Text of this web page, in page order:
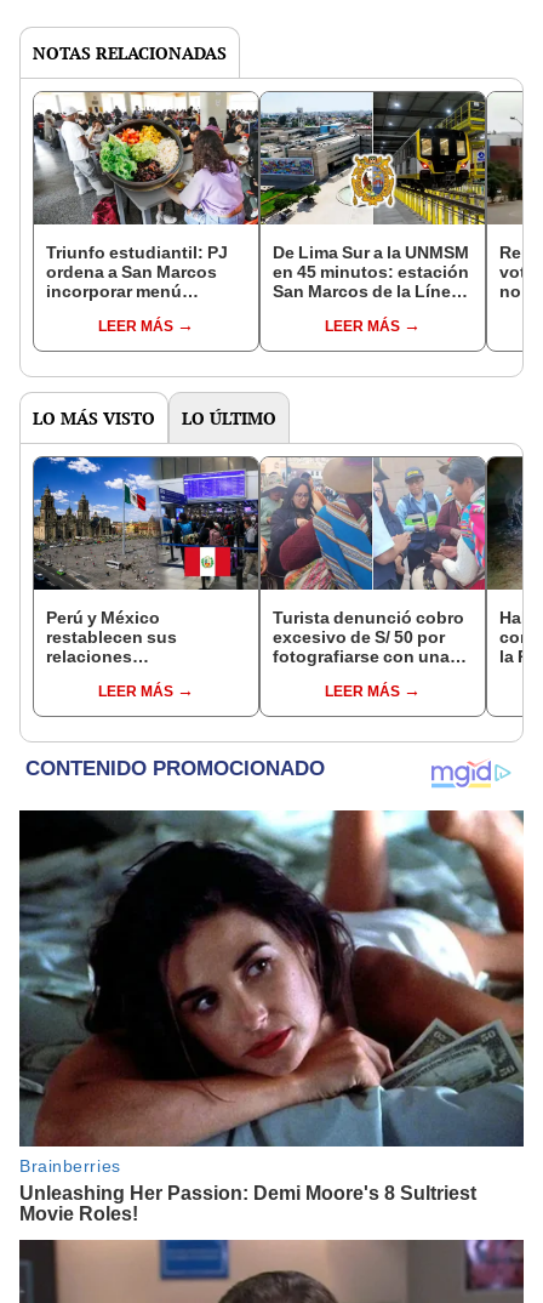
NOTAS RELACIONADAS
Triunfo estudiantil: PJ
ordena a San Marcos
incorporar menú
comedor universitario
LEER MÁS
De Lima Sur a la UNMSM
en 45 minutos: estación
San Marcos de la Línea
LEER MÁS
no
LO MÁS VISTO LO ÚLTIMO
Perú y México
restablecen sus
relaciones
anulan los visados?
LEER MÁS
Turista denunció cobro
excesivo de S/ 50 por
fotografiarse con una
Serenazgo recuperó el
dinero
LEER MÁS
la